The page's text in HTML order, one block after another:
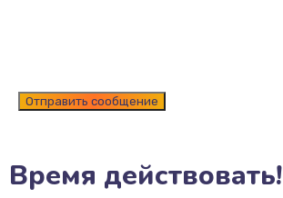
Время действовать!